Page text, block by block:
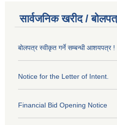
सार्वजनिक खरीद /
बोलपत्र स्वीकृत गर्ने सम्बन्धी आशयपत्र !
Notice for the Letter of Intent.
Financial Bid Opening Notice